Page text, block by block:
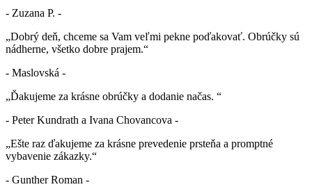
- Zuzana P. -
„Dobrý deň, chceme sa Vam veľmi pekne poďakovať. Obrúčky sú
nádherne, všetko dobre prajem.“
- Maslovská -
„Ďakujeme za krásne obrúčky a dodanie načas. “
- Peter Kundrath a Ivana Chovancova -
„Ešte raz ďakujeme za krásne prevedenie prsteňa a promptné
vybavenie zákazky.“
- Gunther Roman -